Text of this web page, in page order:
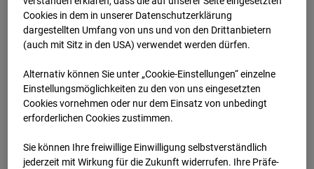
BC-191 - BV-ÖBB
Lastenstraße
Lastenstraße 3, 5020 Salzburg
Zur Übersicht
Europe/Vienna
Cookies in dem in unserer Datenschutzerklärung
dargestellten Umfang von uns und von den Drittanbietern
(auch mit Sitz in den USA) verwendet werden dürfen.
Alternativ können Sie unter „Cookie-Einstellungen“ einzelne
Einstellungsmöglichkeiten zu den von uns eingesetzten
Cookies vornehmen oder nur dem Einsatz von unbedingt
erforderlichen Cookies zustimmen.
Sie können Ihre freiwillige Einwilligung selbstverständlich
jederzeit mit Wirkung für die Zukunft widerrufen. Ihre Prä­fe­